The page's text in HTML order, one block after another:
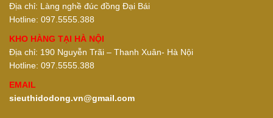
Địa chỉ: Làng nghề đúc đồng Đại Bái
Hotline: 097.5555.388
KHO HÀNG TẠI HÀ NỘI
Địa chỉ: 190 Nguyễn Trãi – Thanh Xuân- Hà Nội
Hotline: 097.5555.388
EMAIL
sieuthidodong.vn@gmail.com